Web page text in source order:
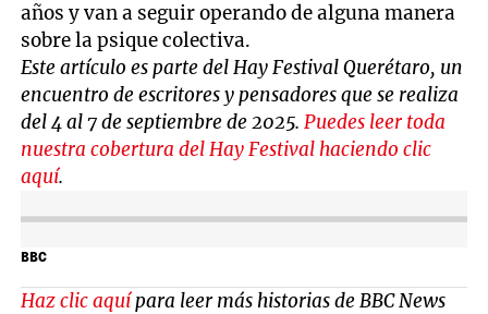
años y van a seguir operando de alguna manera
sobre la psique colectiva.
Este artículo es parte del Hay Festival Querétaro, un
encuentro de escritores y pensadores que se realiza
del 4 al 7 de septiembre de 2025.Puedes leer toda
nuestra cobertura del Hay Festival haciendo clic
aquí.
BBC
Haz clic aquípara leer más historias de BBC News